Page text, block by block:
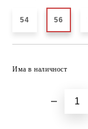
54 56
Има в наличност